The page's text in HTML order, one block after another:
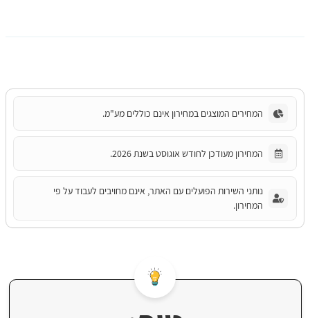
המחירים המוצגים במחירון אינם כוללים מע"מ.
המחירון מעודכן לחודש אוגוסט בשנת 2026.
נותני השירות הפועלים עם האתר, אינם מחויבים לעבוד על פי
המחירון.